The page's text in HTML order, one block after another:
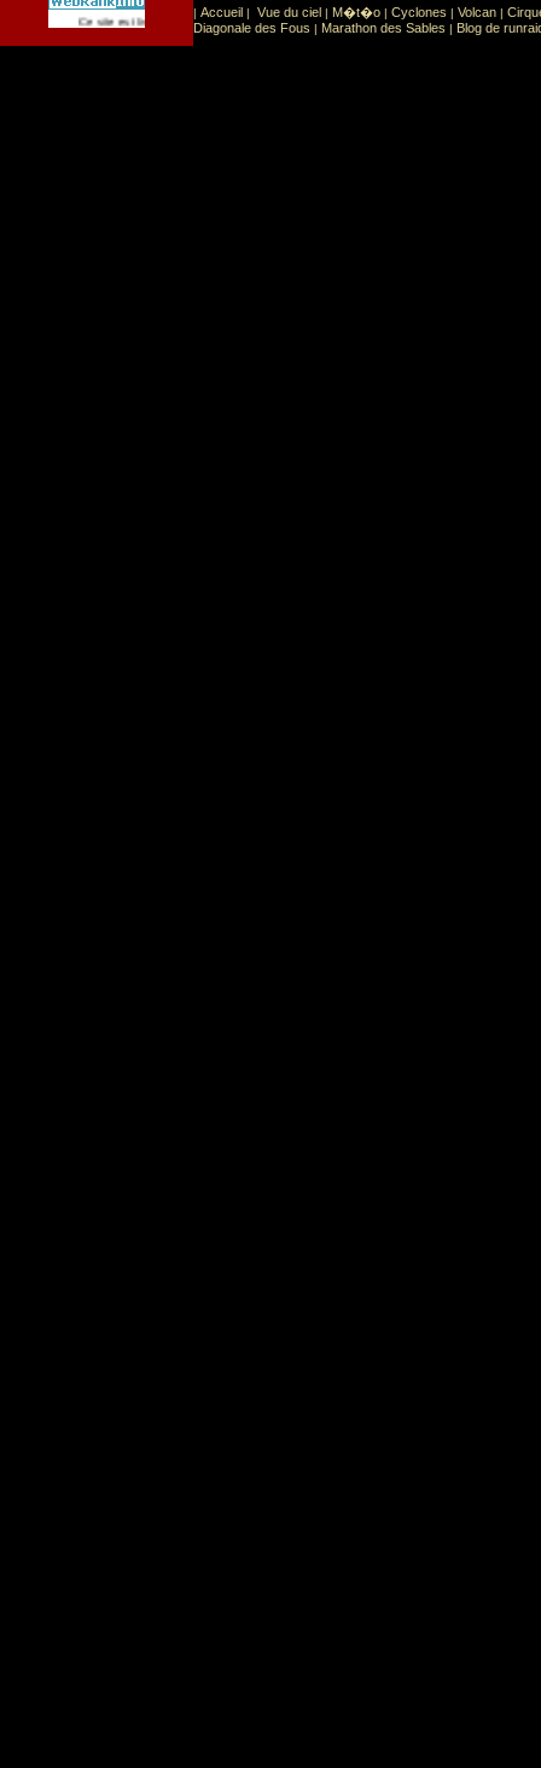
Ce site est list� dans la cat�gorie Sport Sports extr�mes
| Accueil | Vue du ciel | M�t�o | Cyclones | Volcan |
Diagonale des Fous | Marathon des Sables | Blog de